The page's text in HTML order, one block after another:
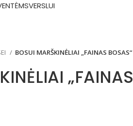
VERSLUI
BOSUI MARŠKINĖLIAI „FAINAS BOSAS“
„FAINAS